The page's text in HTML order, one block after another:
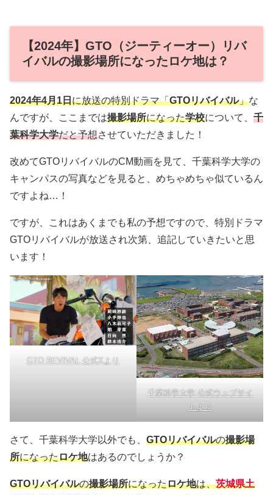
【2024年】GTO（ジーティーオー）リバ
イバルの撮影場所になったロケ地は？
2024年4月1日に放送の特別ドラマ「GTOリバイバル」な
んですが、ここまでは撮影場所になった学校について、 千
葉科学大学だと予想させていただきました！
改めてGTOリバイバルのCM動画を見て、千葉科学大学の
キャンパスの写真などを見ると、めちゃめちゃ似ているん
ですよね…！
ですが、これはあくまでも私の予想ですので、特別ドラマ
GTOリバイバルが放送され次第、追記していきたいと思
います！
GTO REVIVAL 公式Xより
千葉科学大学 公式ウェブサイ
トより
さて、千葉科学大学以外でも、 GTOリバイバルの撮影場
所になったロケ地はあるのでしょうか？
GTOリバイバルの撮影場所になったロケ地は、茨城県土